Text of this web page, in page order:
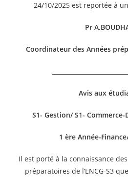
24/10/2025 est reportée à
Pr
Coordinateur des Années
Avis aux
S1- Gestion/ S1- Commerce-
1 ère Année-
Il est porté à la connaissance
préparatoires de l’ENCG-S3